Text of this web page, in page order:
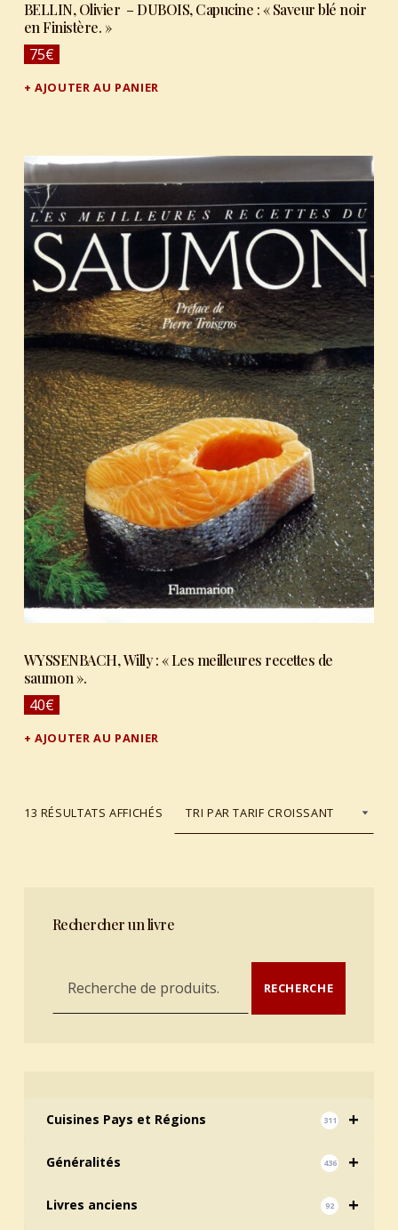
BELLIN, Olivier – DUBOIS, Capucine : « Saveur blé noir
en Finistère. »
75€
AJOUTER AU PANIER
WYSSENBACH, Willy : « Les meilleures recettes de
saumon ».
40€
AJOUTER AU PANIER
13 RÉSULTATS AFFICHÉS TRIÉ DU PLUS RÉCENT AU PLUS ANCIEN
Rechercher un livre
Recherche pour : RECHERCHE
+
Cuisines Pays et Régions 311
+
Généralités 436
+
Livres anciens 92